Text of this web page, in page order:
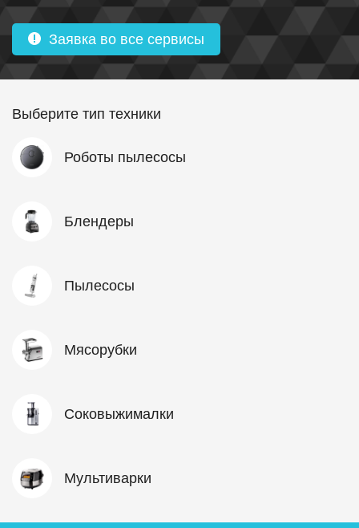
Заявка во все сервисы
Выберите тип техники
Роботы пылесосы
Блендеры
Пылесосы
Мясорубки
Соковыжималки
Мультиварки